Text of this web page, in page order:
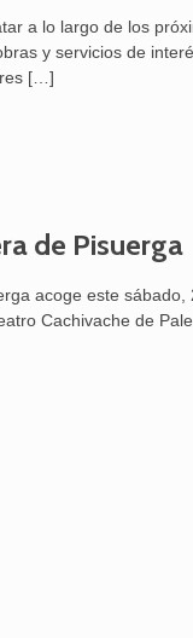
a lo largo de los
y servicios de
[…]
de Pisuerga
acoge este sábado,
Cachivache de